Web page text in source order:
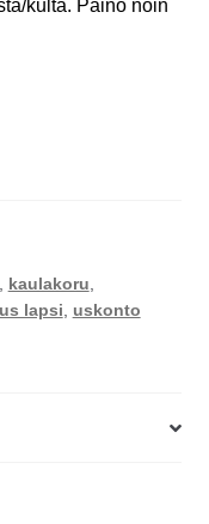
kulta. Paino noin
kaulakoru,
lapsi, uskonto